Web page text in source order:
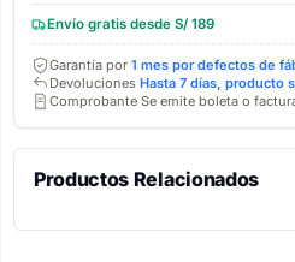
Envío gratis desde S/ 189
Garantía por 1 mes por defectos de
Devoluciones Hasta 7 días, producto
Comprobante Se emite boleta o
Productos Relacionados